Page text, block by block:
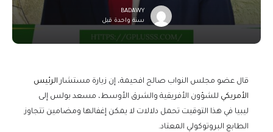
BADAWY
سنة واحدة قبل
قال عضو مجلس النواب صالح افحيمة، إن زيارة مستشار الرئيس
الأمريكي للشؤون الأفريقية والشرق الأوسط، مسعد بولس إلى
ليبيا في هذا التوقيت تحمل دلالات لا يمكن إغفالها ومضامين تتجاوز
الطابع البروتوكولي المعتاد.